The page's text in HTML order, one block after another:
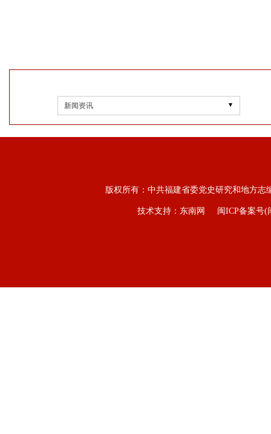
新闻资讯
版权所有：中共福建省委党史研究和地方
技术支持：东南网 闽ICP备案号(